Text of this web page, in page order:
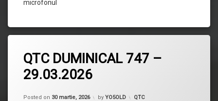
microfonul
QTC DUMINICAL 747 –
29.03.2026
Posted on 30 martie, 2026
Updated on 30 martie, 2026
by YO5OLD Categorii:
QTC
un
comentariu
la
QTC
747